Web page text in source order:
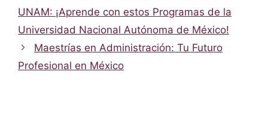
UNAM: ¡Aprende con estos Programas de la
Universidad Nacional Autónoma de México!
Maestrías en Administración: Tu Futuro
Profesional en México